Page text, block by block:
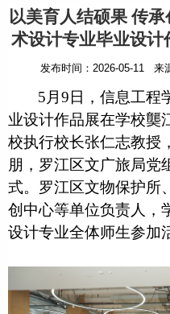
以美育人结硕果 传
术设计专业毕业设
发布时间：2026-05-11 来
5月9日，信息工程
业设计作品展在学校龑
校执行校长张仁志教授
朋，罗江区文广旅局党
式。罗江区文物保护所
创中心等单位负责人，
设计专业全体师生参加